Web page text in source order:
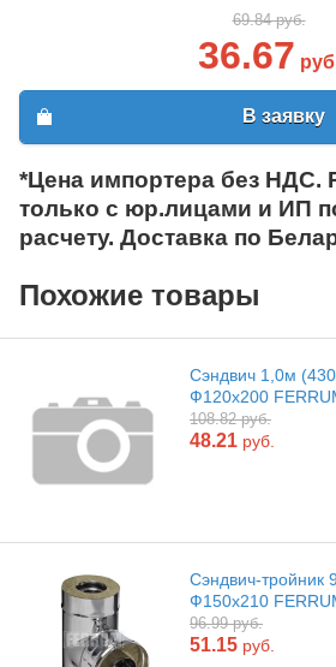
69.84 руб.
36.67
В заявку
*Цена импортера без НДС.
только с юр.лицами и ИП
расчету. Доставка по
Похожие товары
Сэндвич 1,0м
Ф120х200
108.82 руб.
48.21 руб.
Сэндвич-тройник
Ф150х210
96.99 руб.
51.15 руб.